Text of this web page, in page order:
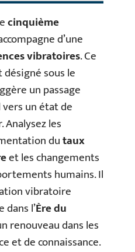
cinquième
d’une
vibratoires. Ce
sous le
un passage
un état de
Analysez les
dutaux
et les changements
humains. Il
vibratoire
dans l’Ère du
renouveau dans les
et de connaissance.